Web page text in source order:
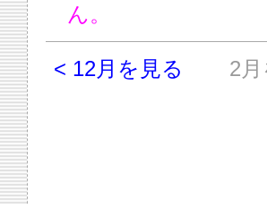
ん。
< 12月を見る 2